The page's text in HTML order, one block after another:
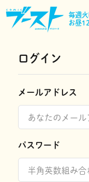
毎週
お昼
ログイン
メールアドレス
パスワード